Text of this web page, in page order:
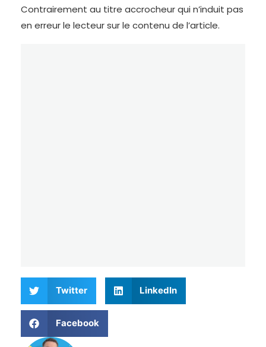
Contrairement au titre accrocheur qui n’induit pas
en erreur le lecteur sur le contenu de l’article.
Twitter LinkedIn
Facebook